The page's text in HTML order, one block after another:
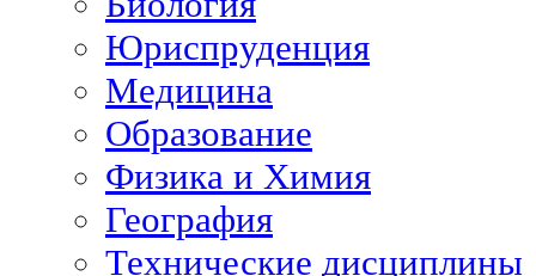
Юриспруденция
Медицина
Образование
Физика и Химия
География
Технические дисциплины